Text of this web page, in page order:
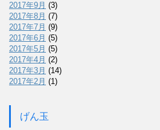
2017年9月 (3)
2017年8月 (7)
2017年7月 (9)
2017年6月 (5)
2017年5月 (5)
2017年4月 (2)
2017年3月 (14)
2017年2月 (1)
げん玉